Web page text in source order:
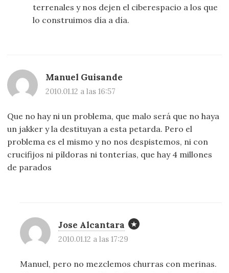
terrenales y nos dejen el ciberespacio a los que
lo construimos día a día.
Manuel Guisande
2010.01.12 a las 16:57
Que no hay ni un problema, que malo será que no haya
un jakker y la destituyan a esta petarda. Pero el
problema es el mismo y no nos despistemos, ni con
crucifijos ni píldoras ni tonterías, que hay 4 millones
de parados
Jose Alcantara
2010.01.12 a las 17:29
Manuel, pero no mezclemos churras con merinas.